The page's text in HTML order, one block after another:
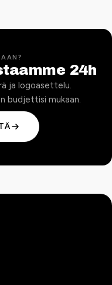
24h
ja logoasettelu.
budjettisi mukaan.